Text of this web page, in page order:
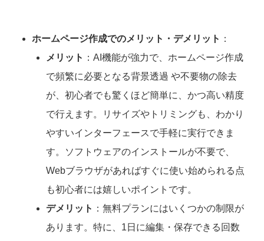
ホームページ作成でのメリット・デメリット ：
メリット ：AI機能が強力で、ホームページ作成
で頻繁に必要となる背景透過 や不要物の除去
が、初心者でも驚くほど簡単に、かつ高い精度
で行えます。リサイズやトリミングも、わかり
やすいインターフェースで手軽に実行できま
す。ソフトウェアのインストールが不要で、
Webブラウザがあればすぐに使い始められる点
も初心者には嬉しいポイントです。
デメリット ：無料プランにはいくつかの制限が
あります。特に、1日に編集・保存できる回数